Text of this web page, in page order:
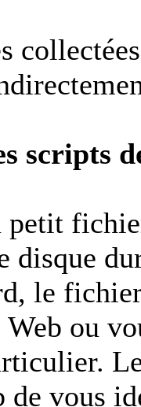
scripts
petit
disque
le
ou
de vous